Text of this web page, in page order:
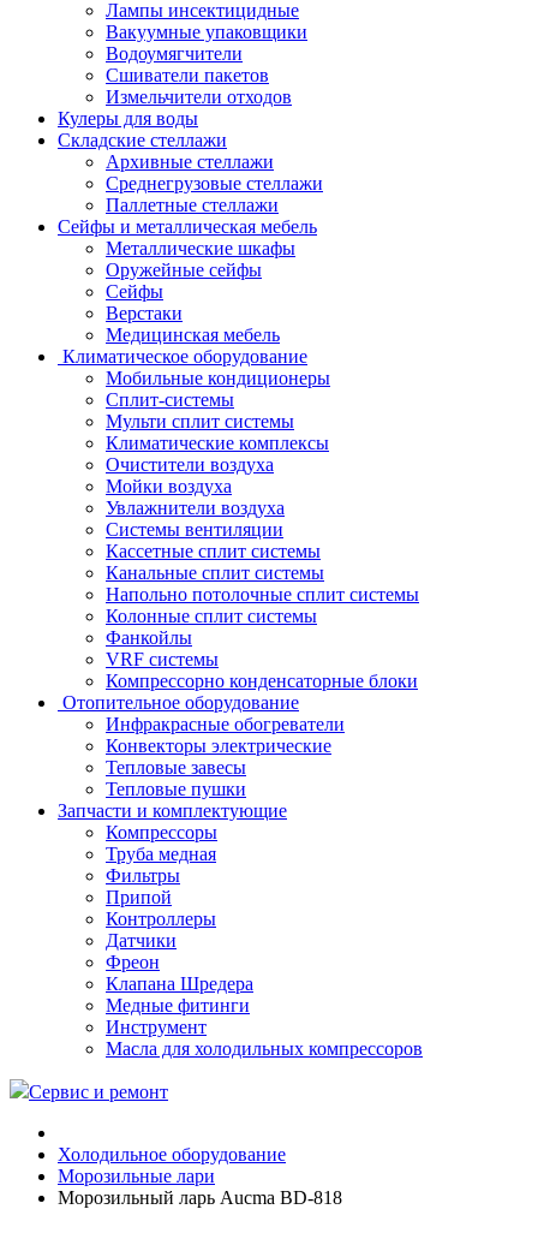
Лампы инсектицидные
Вакуумные упаковщики
Водоумягчители
Сшиватели пакетов
Измельчители отходов
Кулеры для воды
Складские стеллажи
Архивные стеллажи
Среднегрузовые стеллажи
Паллетные стеллажи
Сейфы и металлическая мебель
Металлические шкафы
Оружейные сейфы
Сейфы
Верстаки
Медицинская мебель
Климатическое оборудование
Мобильные кондиционеры
Сплит-системы
Мульти сплит системы
Климатические комплексы
Очистители воздуха
Мойки воздуха
Увлажнители воздуха
Системы вентиляции
Кассетные сплит системы
Канальные сплит системы
Напольно потолочные сплит системы
Колонные сплит системы
Фанкойлы
VRF системы
Компрессорно конденсаторные блоки
Отопительное оборудование
Инфракрасные обогреватели
Конвекторы электрические
Тепловые завесы
Тепловые пушки
Запчасти и комплектующие
Компрессоры
Труба медная
Фильтры
Припой
Контроллеры
Датчики
Фреон
Клапана Шредера
Медные фитинги
Инструмент
Масла для холодильных компрессоров
Сервис и ремонт
Холодильное оборудование
Морозильные лари
Морозильный ларь Aucma BD-818